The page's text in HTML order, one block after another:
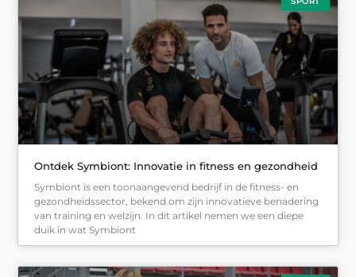
Ontdek Symbiont: Innovatie in fitness en gezondheid
Symbiont is een toonaangevend bedrijf in de fitness- en
gezondheidssector, bekend om zijn innovatieve benadering
van training en welzijn. In dit artikel nemen we een diepe
duik in wat Symbiont